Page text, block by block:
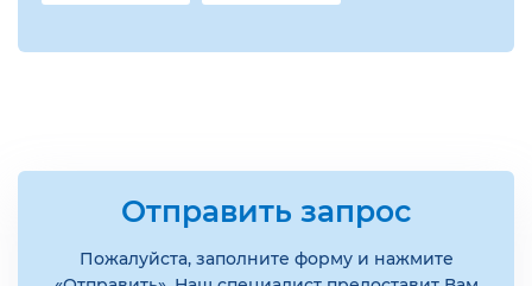
Отправить запрос
Пожалуйста, заполните форму и нажмите